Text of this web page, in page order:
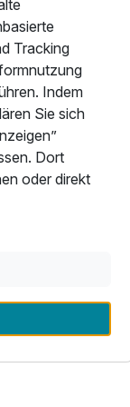
Kissingen,
Biedermeier-
mit einem
Kur, Kneipp,
Rhön und dem
und
Aufenthalt bei
für Körper,
Tracking
Indem
Sie sich
Dort
oder direkt